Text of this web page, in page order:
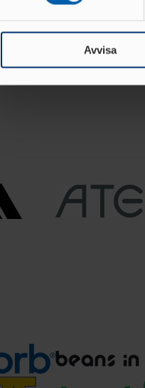
sociala medier och
till de sociala medier och
med annan information som
Avvisa